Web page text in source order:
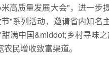
高质量发展大会"，进一步
"系列活动，邀请省内知名
满中国&middot;乡村寻味之
民增收致富渠道。